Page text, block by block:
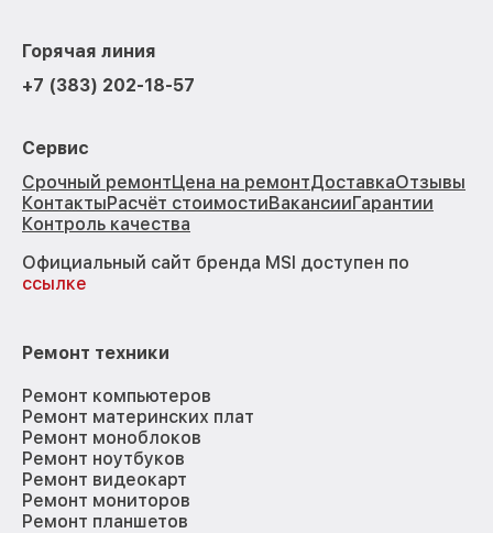
Горячая линия
+7 (383) 202-18-57
Сервис
Срочный ремонтЦена на ремонтДоставкаОтзывы
КонтактыРасчёт стоимостиВакансииГарантии
Контроль качества
Официальный сайт бренда MSI доступен по
ссылке
Ремонт техники
Ремонт компьютеров
Ремонт материнских плат
Ремонт моноблоков
Ремонт ноутбуков
Ремонт видеокарт
Ремонт мониторов
Ремонт планшетов